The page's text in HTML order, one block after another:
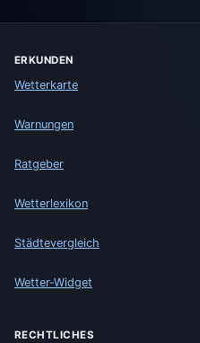
ERKUNDEN
Wetterkarte
Warnungen
Ratgeber
Wetterlexikon
Städtevergleich
Wetter-Widget
RECHTLICHES